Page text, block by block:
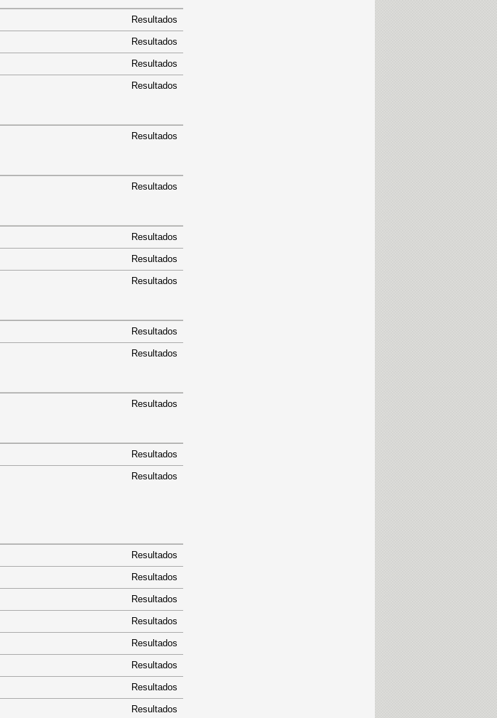
Resultados
Resultados
Resultados
Resultados
Resultados
Resultados
Resultados
Resultados
Resultados
Resultados
Resultados
Resultados
Resultados
Resultados
Resultados
Resultados
Resultados
Resultados
Resultados
Resultados
Resultados
Resultados